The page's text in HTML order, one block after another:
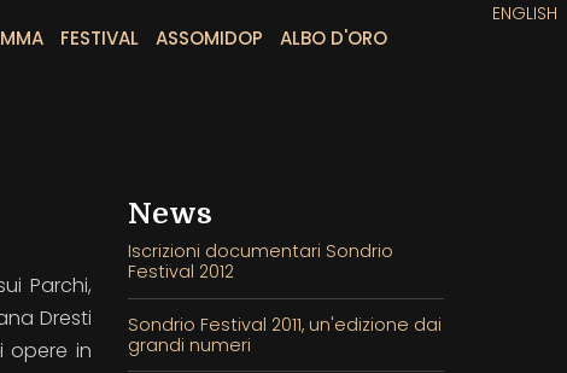
FESTIVAL ASSOMIDOP ALBO D'ORO
ENGLISH
Parchi,
Dresti
opere in
News
Iscrizioni documentari Sondrio
Festival 2012
Sondrio Festival 2011, un'edizione dai
grandi numeri